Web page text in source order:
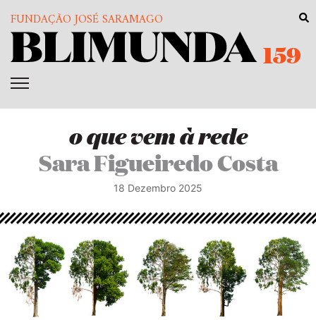
FUNDAÇÃO JOSÉ SARAMAGO
159
o que vem à rede
Sara Figueiredo Costa
18 Dezembro 2025